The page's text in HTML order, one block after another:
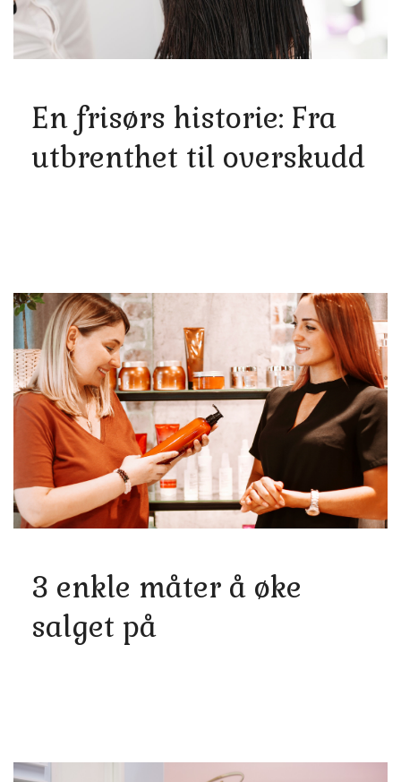
En frisørs historie: Fra
utbrenthet til overskudd
3 enkle måter å øke
salget på